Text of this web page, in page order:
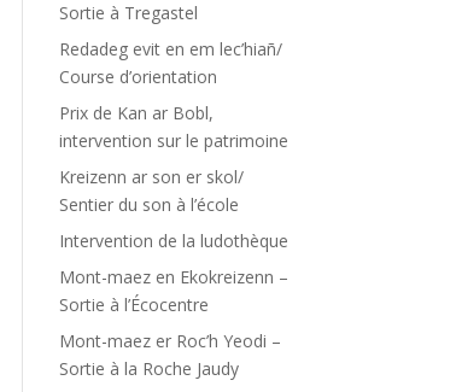
Sortie à Tregastel
Redadeg evit en em lec’hiañ/
Course d’orientation
Prix de Kan ar Bobl,
intervention sur le patrimoine
Kreizenn ar son er skol/
Sentier du son à l’école
Intervention de la ludothèque
Mont-maez en Ekokreizenn –
Sortie à l’Écocentre
Mont-maez er Roc’h Yeodi –
Sortie à la Roche Jaudy